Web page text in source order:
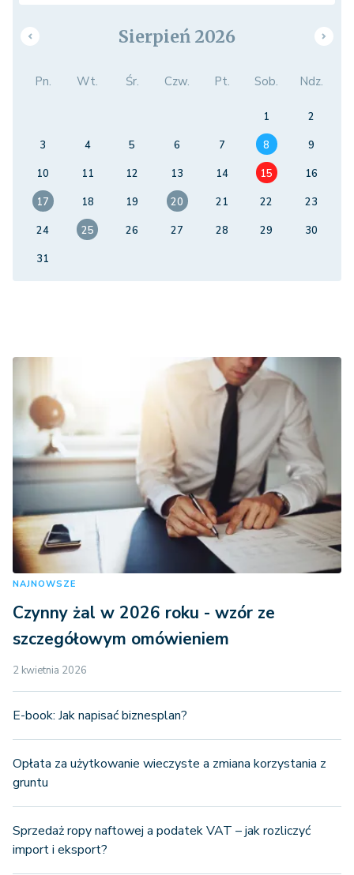
Sierpień 2026
Pn. Wt. Śr. Czw. Pt. Sob. Ndz.
1
2
3
4 5 6 7 8
9
10
11 12 13 14 15
16
17
18 19 20 21 22
23
24
25 26 27 28 29
30
31
NAJNOWSZE
Czynny żal w 2026 roku - wzór ze
szczegółowym omówieniem
2 kwietnia 2026
E-book: Jak napisać biznesplan?
Opłata za użytkowanie wieczyste a zmiana korzystania z
gruntu
Sprzedaż ropy naftowej a podatek VAT – jak rozliczyć
import i eksport?